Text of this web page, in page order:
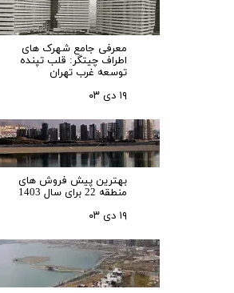
معرفی جامع شهرک‌ های
اطراف چیتگر: قلب تپنده
توسعه غرب تهران
۱۹ دی ۰۳
بهترین پیش فروش های
منطقه 22 برای سال 1403
۱۹ دی ۰۳